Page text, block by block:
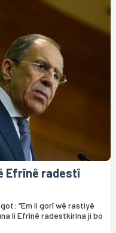
Efrînê radestî
“Em li gorî wê rastiyê
li Efrînê radestkirina ji bo